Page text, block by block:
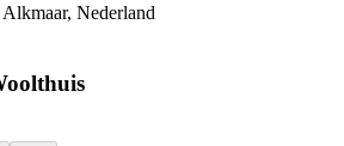
Nederland